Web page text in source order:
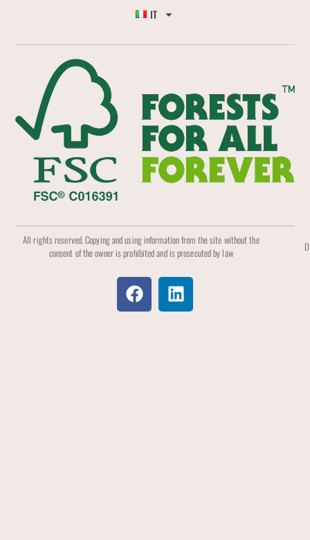
IT
All rights reserved. Copying and using information from the site without the
consent of the owner is prohibited and is prosecuted by law